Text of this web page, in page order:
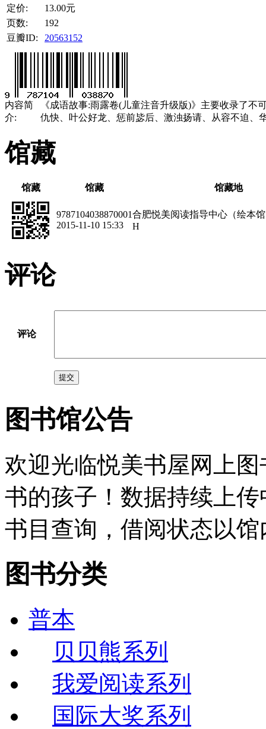
定价:
13.00元
页数:
192
豆瓣ID:
20563152
内容简
介:
《成语故事:雨露卷(儿童注音升级版)》主要收录了
仇快、叶公好龙、惩前毖后、激浊扬请、从容不迫、
馆藏
馆藏 馆藏 馆藏地
9787104038870001
2015-11-10 15:33
合肥悦美阅读指导中心（绘本
H
评论
评论
提交
图书馆公告
欢迎光临悦美书屋网上
书的孩子！数据持续上
书目查询，借阅状态以
图书分类
普本
贝贝熊系列
我爱阅读系列
国际大奖系列